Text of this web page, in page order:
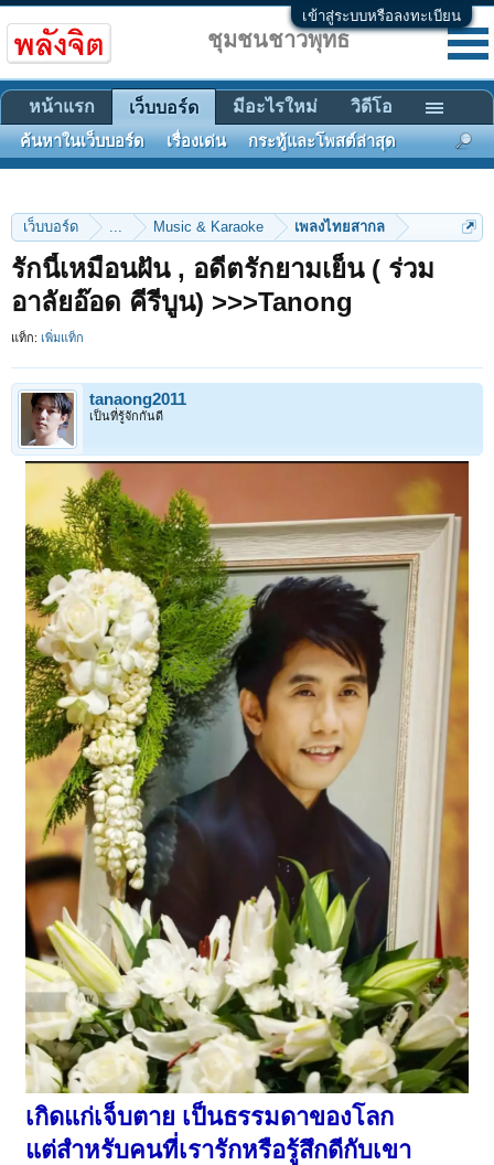
เข้าสู่ระบบหรือลงทะเบียน
เว็บบอร์ด ... Music & Karaoke เพลงไทยสากล
รักนี้เหมือนฝัน , อดีตรักยามเย็น ( ร่วม
อาลัยอ๊อด คีรีบูน) >>>Tanong
แท็ก: เพิ่มแท็ก
tanaong2011
เป็นที่รู้จักกันดี
เกิดแก่เจ็บตาย เป็นธรรมดาของโลก
แต่สำหรับคนที่เรารักหรือรู้สึกดีกับเขา
ชุมชนชาวพุทธ
หน้าแรก เว็บบอร์ด
ค้นหาในเว็บบอร์ด เรื่องเด่น กระทู้และโพสต์ล่าสุด
มีอะไรใหม่ วิดีโอ